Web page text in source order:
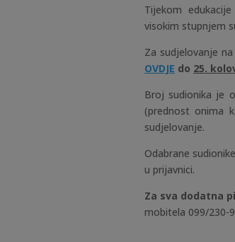
Tijekom
visokim stupnjem
Za sudjelovanje
OVDJE do 25.
Broj sudionika je
(prednost onima
sudjelovanje.
Odabrane
u prijavnici.
Za sva dodatna
mobitela 099/230-